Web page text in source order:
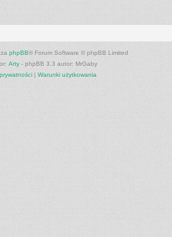
phpBB® Forum Software © phpBB Limited
Arty - phpBB 3.3 autor: MrGaby
| Warunki użytkowania